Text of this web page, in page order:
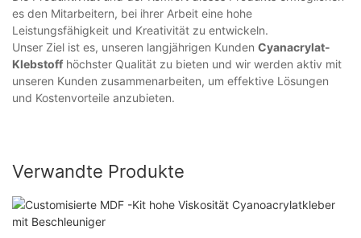
es den Mitarbeitern, bei ihrer Arbeit eine hohe
Leistungsfähigkeit und Kreativität zu entwickeln.
Unser Ziel ist es, unseren langjährigen Kunden Cyanacrylat-
Klebstoff höchster Qualität zu bieten und wir werden aktiv mit
unseren Kunden zusammenarbeiten, um effektive Lösungen
und Kostenvorteile anzubieten.
Verwandte Produkte